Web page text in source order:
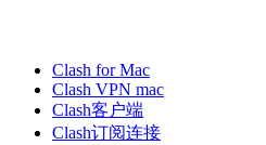
Clash for Mac
Clash VPN mac
Clash客户端
Clash订阅连接